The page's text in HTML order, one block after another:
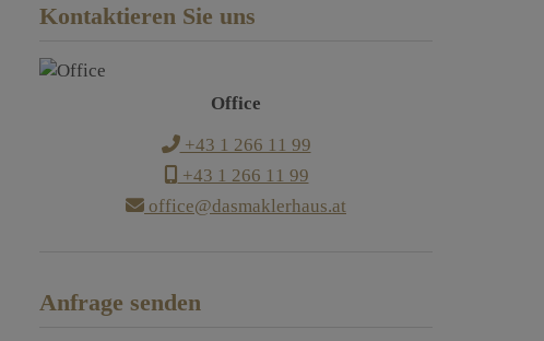
Kontaktieren Sie uns
Office
+43 1 266 11 99
+43 1 266 11 99
office@dasmaklerhaus.at
Anfrage senden